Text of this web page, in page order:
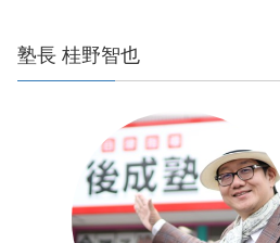
塾長 桂野智也